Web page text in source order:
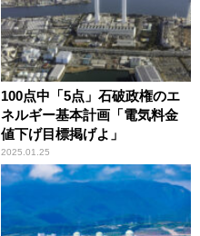
100点中「5点」石破政権のエ
ネルギー基本計画「電気料金
値下げ目標掲げよ」
2025.01.25